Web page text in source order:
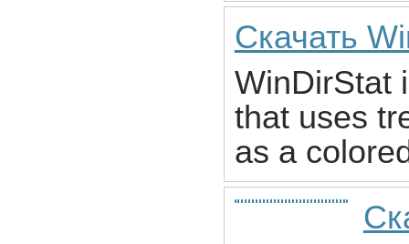
Скачать
WinDirStat
that uses
as a